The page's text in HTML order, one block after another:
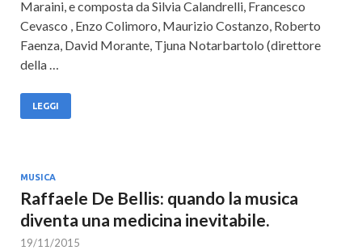
Maraini, e composta da Silvia Calandrelli, Francesco
Cevasco , Enzo Colimoro, Maurizio Costanzo, Roberto
Faenza, David Morante, Tjuna Notarbartolo (direttore
della …
LEGGI
MUSICA
Raffaele De Bellis: quando la musica
diventa una medicina inevitabile.
19/11/2015